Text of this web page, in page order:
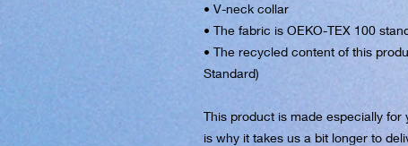
• V-neck collar
• The fabric is OEKO-TEX 100
• The recycled content of this
Standard)
This product is made especially
is why it takes us a bit longer to